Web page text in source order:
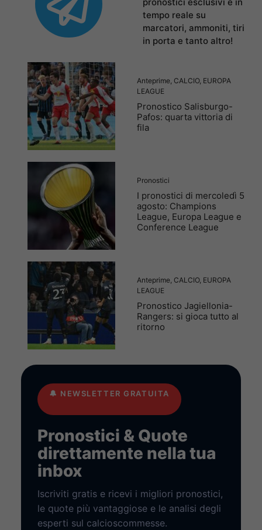
tempo reale su
marcatori, ammoniti, tiri
in porta e tanto altro!
Anteprime, CALCIO, EUROPA
LEAGUE
Pronostico Salisburgo-
Pafos: quarta vittoria di
fila
Pronostici
I pronostici di mercoledì 5
agosto: Champions
League, Europa League e
Conference League
Anteprime, CALCIO, EUROPA
LEAGUE
Pronostico Jagiellonia-
Rangers: si gioca tutto al
ritorno
🔔 NEWSLETTER GRATUITA
Pronostici & Quote
direttamente nella tua
inbox
Iscriviti gratis e ricevi i migliori pronostici,
le quote più vantaggiose e le analisi degli
esperti sul calcioscommesse.